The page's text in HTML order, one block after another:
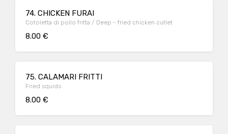
74. CHICKEN FURAI
Cotoletta di pollo fritta / Deep - fried chicken cutlet
8.00 €
75. CALAMARI FRITTI
Fried squids
8.00 €